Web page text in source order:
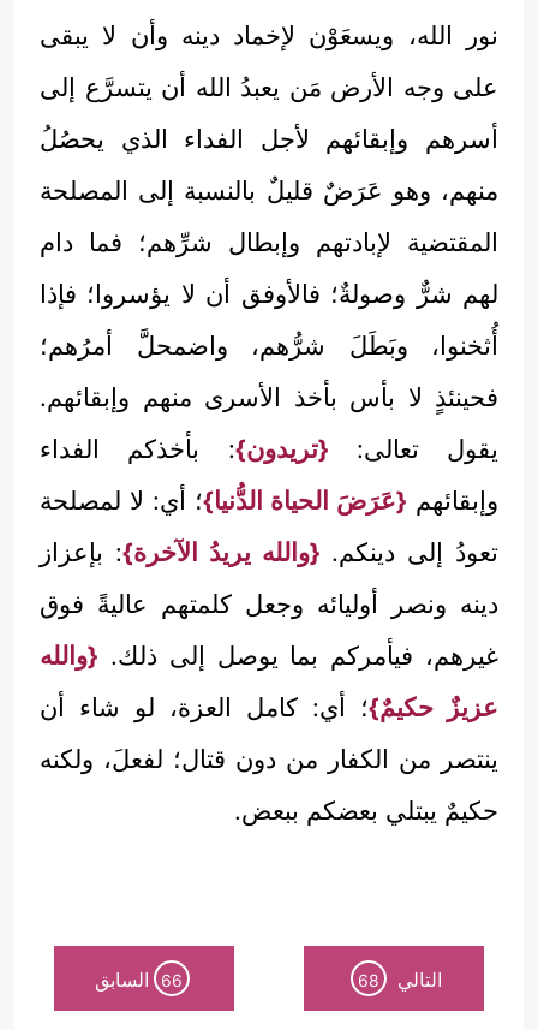
نور الله، ويسعَوْن لإخماد دينه وأن لا يبقى
على وجه الأرض مَن يعبدُ الله أن يتسرَّع إلى
أسرهم وإبقائهم لأجل الفداء الذي يحصُلُ
منهم، وهو عَرَضٌ قليلٌ بالنسبة إلى المصلحة
المقتضية لإبادتهم وإبطال شرِّهم؛ فما دام
لهم شرٌّ وصولةٌ؛ فالأوفق أن لا يؤسروا؛ فإذا
أُثخنوا، وبَطَلَ شرُّهم، واضمحلَّ أمرُهم؛
فحينئذٍ لا بأس بأخذ الأسرى منهم وإبقائهم.
يقول تعالى: {تريدون}: بأخذكم الفداء
وإبقائهم {عَرَضَ الحياة الدُّنيا}؛ أي: لا لمصلحة
تعودُ إلى دينكم. {والله يريدُ الآخرة}: بإعزاز
دينه ونصر أوليائه وجعل كلمتهم عاليةً فوق
غيرهم، فيأمركم بما يوصل إلى ذلك. {والله
عزيزٌ حكيمٌ}؛ أي: كامل العزة، لو شاء أن
ينتصر من الكفار من دون قتال؛ لفعلَ، ولكنه
حكيمٌ يبتلي بعضكم ببعض.
التالي 68
66 السابق